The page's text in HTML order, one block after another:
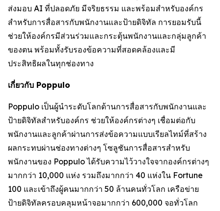
ส่งมอบ AI ที่ปลอดภัย มีจริยธรรม และพร้อมสำหรับองค์กร
สำหรับการสื่อสารกับพนักงานและป้ายดิจิทัล การยอมรับนี้
ช่วยให้องค์กรมีส่วนร่วมและกระตุ้นพนักงานและกลุ่มลูกค้า
ของตน พร้อมทั้งรับรองข้อความที่สอดคล้องและมี
ประสิทธิผลในทุกช่องทาง
เกี่ยวกับ Poppulo
Poppulo เป็นผู้นำระดับโลกด้านการสื่อสารกับพนักงานและ
ป้ายดิจิทัลสำหรับองค์กร ช่วยให้องค์กรต่างๆ เชื่อมต่อกับ
พนักงานและลูกค้าผ่านการส่งข้อความแบบเรียลไทม์ที่สร้าง
ผลกระทบผ่านช่องทางต่างๆ โซลูชันการสื่อสารสำหรับ
พนักงานของ Poppulo ได้รับความไว้วางใจจากองค์กรต่างๆ
มากกว่า 10,000 แห่ง รวมถึงมากกว่า 40 แห่งใน Fortune
100 และเข้าถึงผู้คนมากกว่า 50 ล้านคนทั่วโลก เครือข่าย
ป้ายดิจิทัลครอบคลุมหน้าจอมากกว่า 600,000 จอทั่วโลก